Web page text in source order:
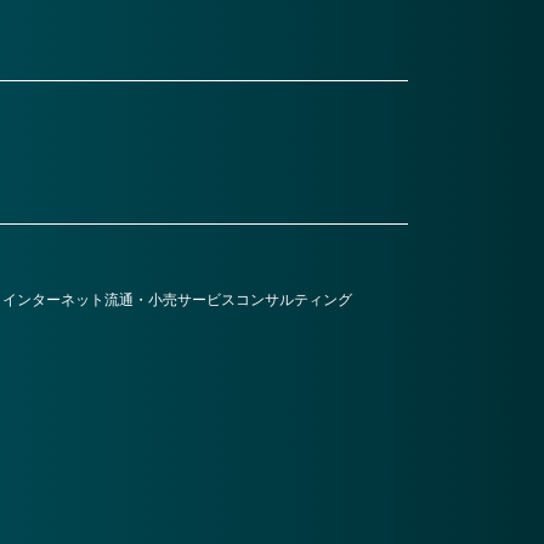
ンターネット 流通・小売サービスコンサルティング